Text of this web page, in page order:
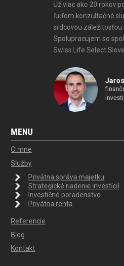
Už viac ako 20 rokov
ľuďom konzultačné
srdcovou záležitosťou
Spolupracujem so
Swiss Life Select
MENU
O mne
Služby
Privátna správa majetku
Strategické riadenie investícií
Investičné poradenstvo
Privátna renta
Referencie
Blog
Kontakt